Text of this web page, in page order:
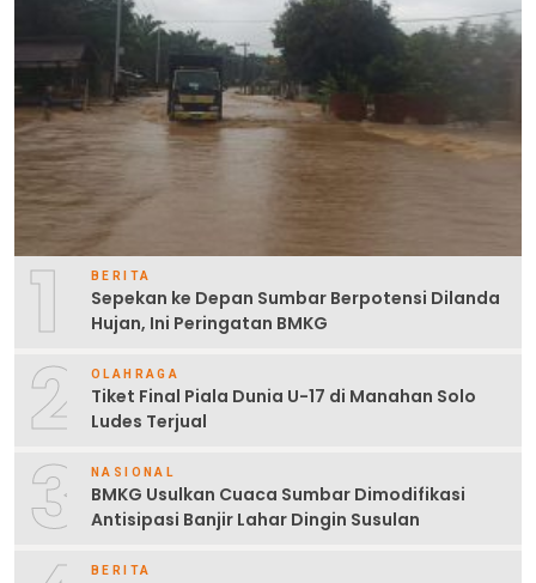
1 BERITA
Sepekan ke Depan Sumbar Berpotensi Dilanda
Hujan, Ini Peringatan BMKG
2 OLAHRAGA
Tiket Final Piala Dunia U-17 di Manahan Solo
Ludes Terjual
3 NASIONAL
BMKG Usulkan Cuaca Sumbar Dimodifikasi
Antisipasi Banjir Lahar Dingin Susulan
BERITA